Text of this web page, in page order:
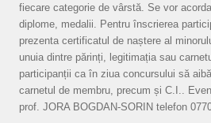
fiecare categorie de vârstă. Se vor
diplome, medalii. Pentru înscrierea
prezenta certificatul de naștere al
unuia dintre părinți, legitimația sau
participanții ca în ziua concursului să
carnetul de membru, precum și C.I..
prof. JORA BOGDAN-SORIN telefon